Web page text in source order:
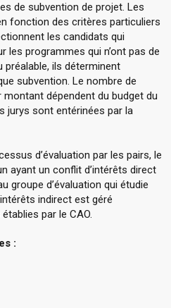
de subvention de projet. Les
fonction des critères particuliers
les candidats qui
les programmes qui n’ont pas de
préalable, ils déterminent
subvention. Le nombre de
dépendent du budget du
jurys sont entérinées par la
d’évaluation par les pairs, le
ayant un conflit d’intérêts direct
groupe d’évaluation qui étudie
indirect est géré
par le CAO.
: